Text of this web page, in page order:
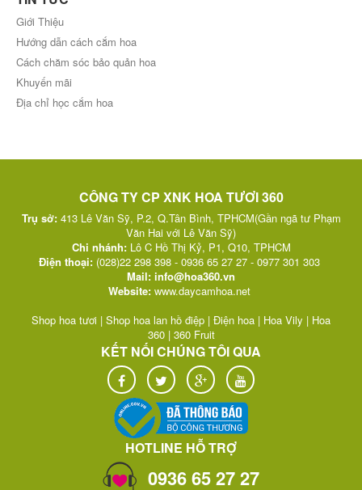
Giới Thiệu
Hướng dẫn cách cắm hoa
Cách chăm sóc bảo quản hoa
Khuyến mãi
Địa chỉ học cắm hoa
CÔNG TY CP XNK HOA TƯƠI 360
Trụ sở:413 Lê Văn Sỹ, P.2, Q.Tân Bình, TPHCM(Gần ngã tư Phạm
Văn Hai với Lê Văn Sỹ)
Chi nhánh:Lô C Hồ Thị Kỷ, P1, Q10, TPHCM
Điện thoại: (028)22 298 398 - 0936 65 27 27 - 0977 301 303
Mail: info@hoa360.vn
Website: www.daycamhoa.net
Shop hoa tươi | Shop hoa lan hồ điệp | Điện hoa | Hoa Vily | Hoa
360| 360 Fruit
KẾT NỐI CHÚNG TÔI QUA
HOTLINE HỖ TRỢ
0936 65 27 27